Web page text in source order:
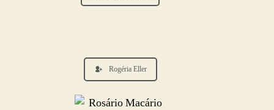
Rogéria Eller